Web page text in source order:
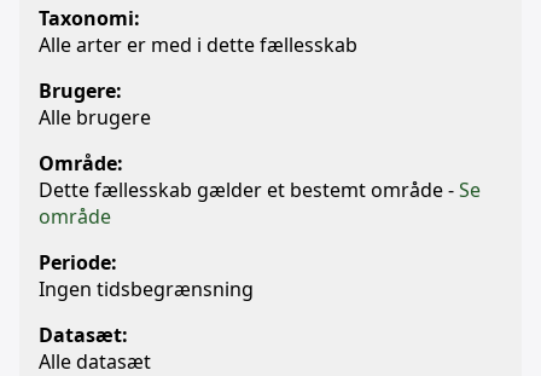
Taxonomi:
Alle arter er med i dette fællesskab
Brugere:
Alle brugere
Område:
Dette fællesskab gælder et bestemt område -Se
område
Periode:
Ingen tidsbegrænsning
Datasæt:
Alle datasæt